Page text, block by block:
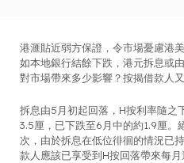
港滙貼近弱方保證，令市場憂慮港
如本地銀行結餘下跌，港元拆息或
對市場帶來多少影響？按揭借款人
拆息由5月初起回落，H按利率隨之
3.5厘，已下跌至6月中的約1.9厘。
次，由於拆息在低位徘徊的情況已
款人應該已享受到H按回落帶來每